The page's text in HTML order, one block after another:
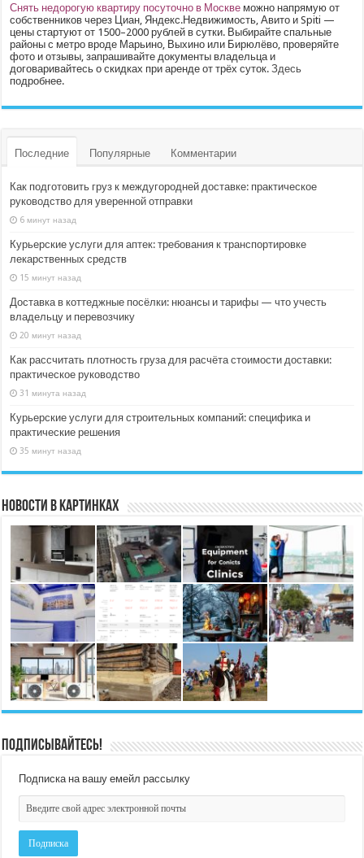
Снять недорогую квартиру посуточно в Москве можно напрямую от
собственников через Циан, Яндекс.Недвижимость, Авито и Spiti —
цены стартуют от 1500–2000 рублей в сутки. Выбирайте спальные
районы с метро вроде Марьино, Выхино или Бирюлёво, проверяйте
фото и отзывы, запрашивайте документы владельца и
договаривайтесь о скидках при аренде от трёх суток.Здесь
подробнее.
Последние Популярные Комментарии
Как подготовить груз к междугородней доставке: практическое
руководство для уверенной отправки
6 минут назад
Курьерские услуги для аптек: требования к транспортировке
лекарственных средств
15 минут назад
Доставка в коттеджные посёлки: нюансы и тарифы — что учесть
владельцу и перевозчику
20 минут назад
Как рассчитать плотность груза для расчёта стоимости доставки:
практическое руководство
31 минута назад
Курьерские услуги для строительных компаний: специфика и
практические решения
35 минут назад
Новости в картинках
Подписывайтесь!
Подписка на вашу емейл рассылку